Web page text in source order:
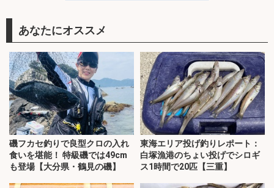
あなたにオススメ
磯フカセ釣りで良型クロの入れ
食いを堪能！ 特級磯では49cm
も登場【大分県・鶴見の磯】
東海エリア投げ釣りレポート：
白塚漁港のちょい投げでシロギ
ス1時間で20匹【三重】